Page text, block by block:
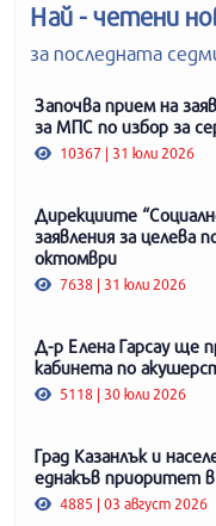
Най - четени
за последната
Започва прием на
за МПС по избор за
10367 | 31 юли 2026
Дирекциите
заявления за целева
октомври
7638 | 31 юли 2026
Д-р Елена Гарсау ще
кабинета по
5118 | 30 юли 2026
Град Казанлък и
еднакъв приоритет
4885 | 03 август 2026